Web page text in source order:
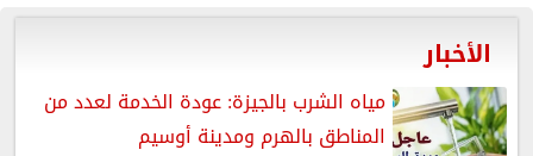
الأخبار
مياه الشرب بالجيزة: عودة الخدمة لعدد من
المناطق بالهرم ومدينة أوسيم